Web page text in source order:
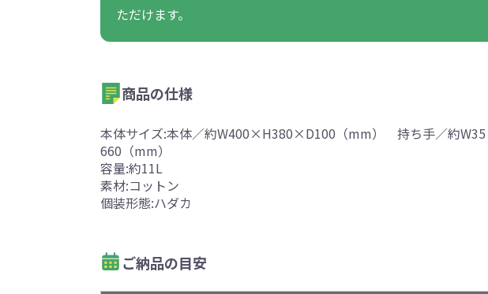
ただけます。
商品の仕様
本体サイズ:本体／約W400×H380×D100（mm） 持ち手／約
660（mm）
容量:約11L
素材:コットン
個装形態:ハダカ
ご納品の目安